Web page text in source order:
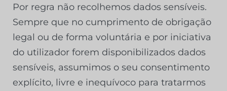
Por regra não recolhemos dados sensíveis.
Sempre que no cumprimento de obrigação
legal ou de forma voluntária e por iniciativa
do utilizador forem disponibilizados dados
sensíveis, assumimos o seu consentimento
explícito, livre e inequívoco para tratarmos